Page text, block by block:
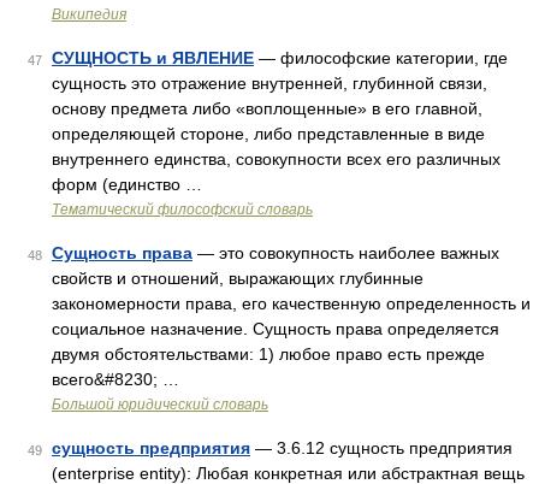
Википедия
47 СУЩНОСТЬ и ЯВЛЕНИЕ — философские категории, где
сущность это отражение внутренней, глубинной связи,
основу предмета либо «воплощенные» в его главной,
определяющей стороне, либо представленные в виде
внутреннего единства, совокупности всех его различных
форм (единство …
Тематический философский словарь
48 Сущность права — это совокупность наиболее важных
свойств и отношений, выражающих глубинные
закономерности права, его качественную определенность и
социальное назначение. Сущность права определяется
двумя обстоятельствами: 1) любое право есть прежде
всего&#8230; …
Большой юридический словарь
49 сущность предприятия — 3.6.12 сущность предприятия
(enterprise entity): Любая конкретная или абстрактная вещь